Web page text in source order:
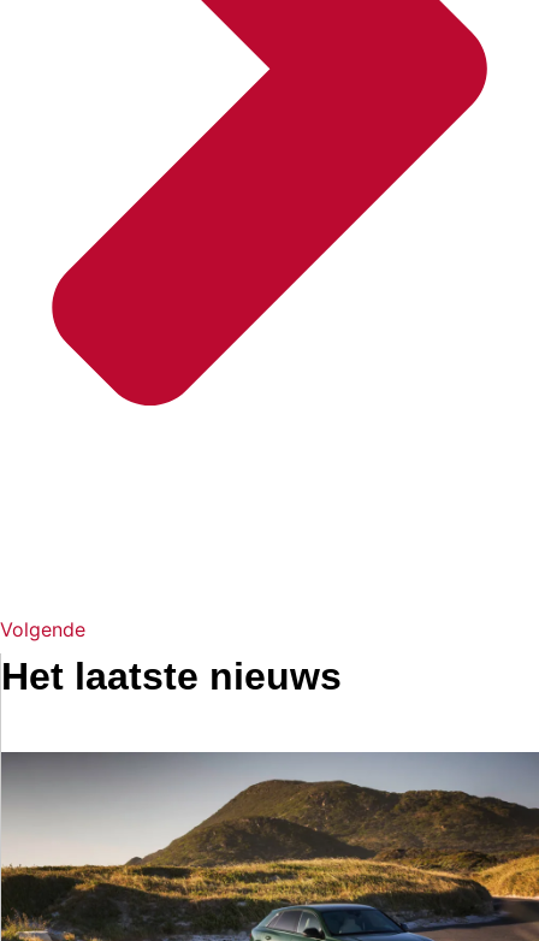
Volgende
Het laatste nieuws